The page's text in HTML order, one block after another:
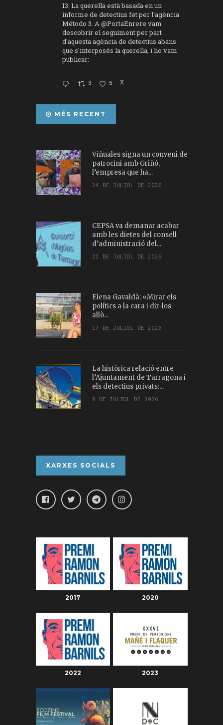
13. La querella està basada en un
informe de detectius fet per l'agència
Método 3. A@PortaEnrere vam
descobrir el seguiment per part
d'aquesta agència de detectius abans
que s'interposés la querella, i ho vam
publicar:
3 5 X
MÉS RECENT
Viñuales signa un conveni de
patrocini amb Griñó,
l’empresa que ha...
24 DE JULIOL DE 2026
CEPSA va demanar acabar
amb les dietes del consell
d’administració del...
22 DE JULIOL DE 2026
Elena Gavaldà: «Mirar els
polítics a la cara i dir-los
allò...
17 DE JULIOL DE 2026
La històrica relació entre
l’Ajuntament de Tarragona i
els detectius privats:...
8 DE JULIOL DE 2026
XARXES SOCIALS
2017 2020
2022 2023